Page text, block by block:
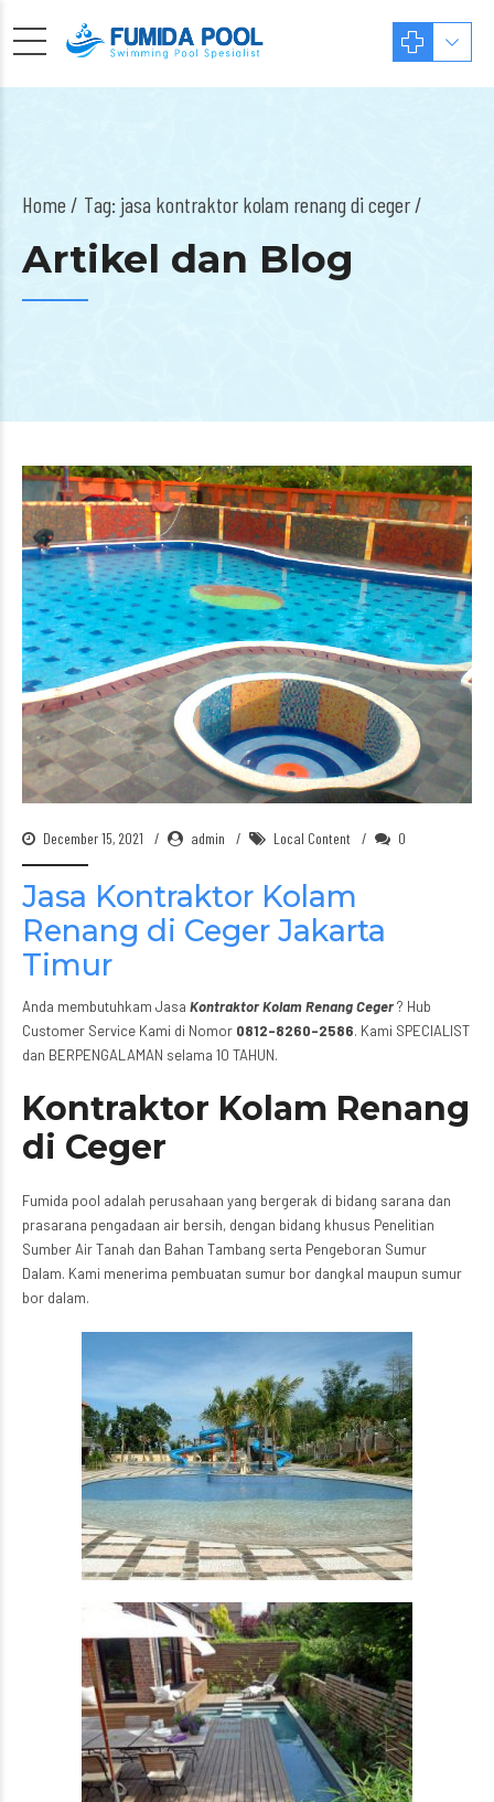
Home Tag: jasa kontraktor kolam renang di ceger /
Artikel dan Blog
December 15, 2021 admin Local Content 0
Jasa Kontraktor Kolam
Renang di Ceger Jakarta
Timur
Anda membutuhkam Jasa Kontraktor Kolam Renang Ceger? Hub
Customer Service Kami di Nomor 0812-8260-2586. Kami SPECIALIST
dan BERPENGALAMAN selama 10 TAHUN.
Kontraktor Kolam Renang
di Ceger
Fumida pool adalah perusahaan yang bergerak di bidang sarana dan
prasarana pengadaan air bersih, dengan bidang khusus Penelitian
Sumber Air Tanah dan Bahan Tambang serta Pengeboran Sumur
Dalam. Kami menerima pembuatan sumur bor dangkal maupun sumur
bor dalam.